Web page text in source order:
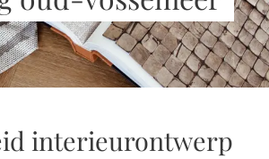
interieurontwerp